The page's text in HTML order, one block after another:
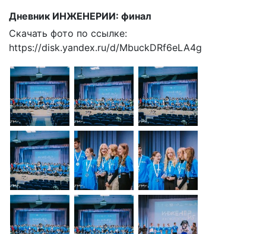
Дневник ИНЖЕНЕРИИ: финал
Скачать фото по ссылке:
https://disk.yandex.ru/d/MbuckDRf6eLA4g